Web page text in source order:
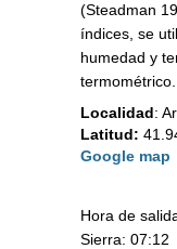
(Steadman
índices, se
humedad y
termométrico.
Localidad:
Latitud:
Google map
Hora de
Sierra: 07:12